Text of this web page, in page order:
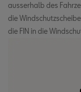
ausserhalb des
die
die FIN in die